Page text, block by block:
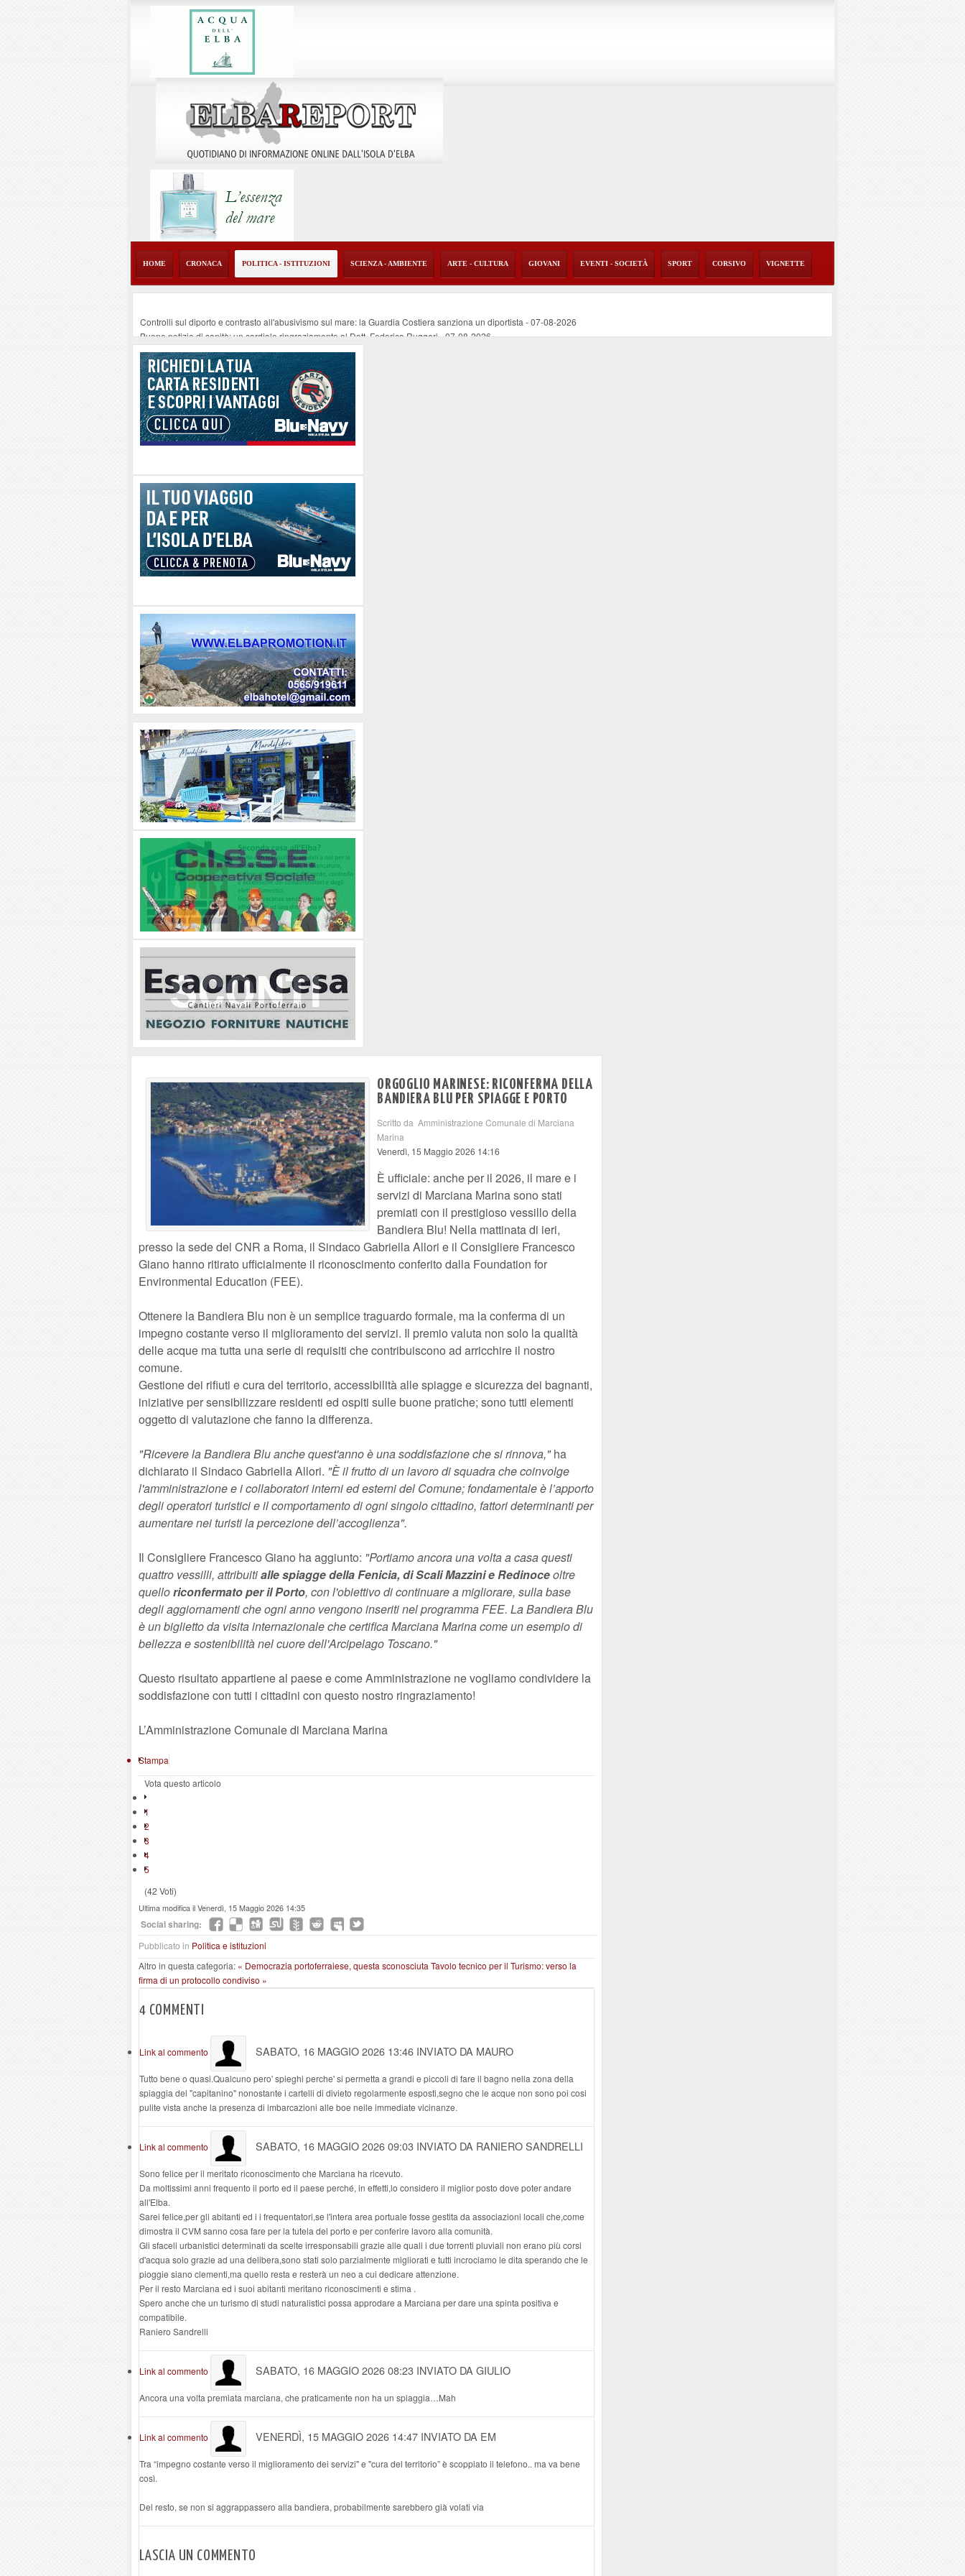
HOME CRONACA POLITICA - ISTITUZIONI SCIENZA - AMBIENTE ARTE - CULTURA GIOVANI EVENTI - SOCIETÀ SPORT CORSIVO VIGNETTE
Controlli sul diporto e contrasto all'abusivismo sul mare: la Guardia Costiera sanziona un diportista -07-08-2026
Buone notizie di sanità: un cordiale ringraziamento al Dott. Federico Ruggeri-07-08-2026
Altiero Spinelli e Ursula Hirschmann all'Elba: riaffiora una testimonianza del 1966
Capoliveri, potenziata la pulizia dei bordi stradali-07-08-2026
Marina di Campo tra i porti interessati dal nuovo piano dell'Autorità portuale regionale
ORGOGLIO MARINESE: RICONFERMA DELLA
BANDIERA BLU PER SPIAGGE E PORTO
Scritto da Amministrazione Comunale di Marciana
Marina
Venerdì, 15 Maggio 2026 14:16
È ufficiale: anche per il 2026, il mare e i
servizi di Marciana Marina sono stati
premiati con il prestigioso vessillo della
Bandiera Blu! Nella mattinata di ieri,
presso la sede del CNR a Roma, il Sindaco Gabriella Allori e il Consigliere Francesco
Giano hanno ritirato ufficialmente il riconoscimento conferito dalla Foundation for
Environmental Education (FEE).
Ottenere la Bandiera Blu non è un semplice traguardo formale, ma la conferma di un
impegno costante verso il miglioramento dei servizi. Il premio valuta non solo la qualità
delle acque ma tutta una serie di requisiti che contribuiscono ad arricchire il nostro
comune.
Gestione dei rifiuti e cura del territorio, accessibilità alle spiagge e sicurezza dei bagnanti,
iniziative per sensibilizzare residenti ed ospiti sulle buone pratiche; sono tutti elementi
oggetto di valutazione che fanno la differenza.
"Ricevere la Bandiera Blu anche quest'anno è una soddisfazione che si rinnova,"ha
dichiarato il Sindaco Gabriella Allori. "È il frutto di un lavoro di squadra che coinvolge
l'amministrazione e i collaboratori interni ed esterni del Comune; fondamentale è l’apporto
degli operatori turistici e il comportamento di ogni singolo cittadino, fattori determinanti per
aumentare nei turisti la percezione dell’accoglienza".
Il Consigliere Francesco Giano ha aggiunto: "Portiamo ancora una volta a casa questi
quattro vessilli, attribuitialle spiagge della Fenicia, di Scali Mazzini e Redinoceoltre
quelloriconfermato per il Porto, con l'obiettivo di continuare a migliorare, sulla base
degli aggiornamenti che ogni anno vengono inseriti nel programma FEE. La Bandiera Blu
è un biglietto da visita internazionale che certifica Marciana Marina come un esempio di
bellezza e sostenibilità nel cuore dell'Arcipelago Toscano."
Questo risultato appartiene al paese e come Amministrazione ne vogliamo condividere la
soddisfazione con tutti i cittadini con questo nostro ringraziamento!
L’Amministrazione Comunale di Marciana Marina
Stampa
Vota questo articolo
1
2
3
4
5
(42 Voti)
Ultima modifica il Venerdì, 15 Maggio 2026 14:35
Social sharing:
Pubblicato in Politica e istituzioni
Altro in questa categoria: « Democrazia portoferraiese, questa sconosciuta Tavolo tecnico per il Turismo: verso la
firma di un protocollo condiviso »
4 COMMENTI
Link al commento SABATO, 16 MAGGIO 2026 13:46 INVIATO DA MAURO
Tutto bene o quasi.Qualcuno pero' spieghi perche' si permetta a grandi e piccoli di fare il bagno nella zona della
spiaggia del "capitanino" nonostante i cartelli di divieto regolarmente esposti,segno che le acque non sono poi cosi
pulite vista anche la presenza di imbarcazioni alle boe neile immediate vicinanze.
Link al commento SABATO, 16 MAGGIO 2026 09:03 INVIATO DA RANIERO SANDRELLI
Sono felice per il meritato riconoscimento che Marciana ha ricevuto.
Da moltissimi anni frequento il porto ed il paese perché, in effetti,lo considero il miglior posto dove poter andare
all'Elba.
Sarei felice,per gli abitanti ed i i frequentatori,se l'intera area portuale fosse gestita da associazioni locali che,come
dimostra il CVM sanno cosa fare per la tutela del porto e per conferire lavoro alla comunità.
Gli sfaceli urbanistici determinati da scelte irresponsabili grazie alle quali i due torrenti pluviali non erano più corsi
d'acqua solo grazie ad una delibera,sono stati solo parzialmente migliorati e tutti incrociamo le dita sperando che le
pioggie siano clementi,ma quello resta e resterà un neo a cui dedicare attenzione.
Per il resto Marciana ed i suoi abitanti meritano riconoscimenti e stima .
Spero anche che un turismo di studi naturalistici possa approdare a Marciana per dare una spinta positiva e
compatibile.
Raniero Sandrelli
Link al commento SABATO, 16 MAGGIO 2026 08:23 INVIATO DA GIULIO
Ancora una volta premiata marciana, che praticamente non ha un spiaggia…Mah
Link al commento VENERDÌ, 15 MAGGIO 2026 14:47 INVIATO DA EM
Tra “impegno costante verso il miglioramento dei servizi" e "cura del territorio” è scoppiato il telefono.. ma va bene
così.
Del resto, se non si aggrappassero alla bandiera, probabilmente sarebbero già volati via
LASCIA UN COMMENTO